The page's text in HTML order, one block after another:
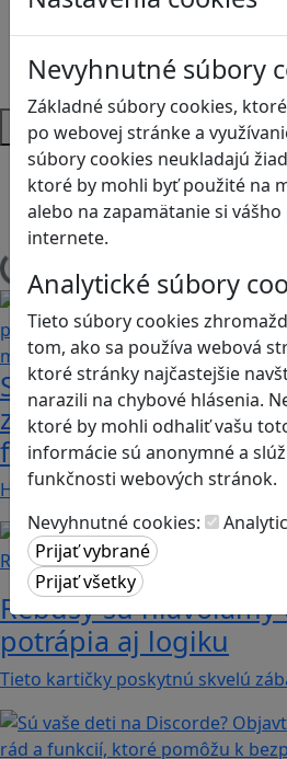
Nevyhnutné súbory
Základné súbory cookies,
po webovej stránke a
súbory cookies neukladajú
ktoré by mohli byť použité na
alebo na zapamätanie si
internete.
Analytické súbory
Tieto súbory cookies
tom, ako sa používa webová
ktoré stránky najčastejšie
narazili na chybové hlásenia.
ktoré by mohli odhaliť vašu
informácie sú anonymné a
funkčnosti webových stránok.
Nevyhnutné cookies:
Zdravie a pohyb
Platformy
Android
Herná konzola
Stolové, kartové
Načítam blogy
Stanete sa
zdieľať iba pravdivé,
fakty? Dozviete sa v
Hráči a hráčky sa stávajú
Recenzie
Rébusy sú hlavolamy
potrápia aj logiku
Tieto kartičky poskytnú skvelú